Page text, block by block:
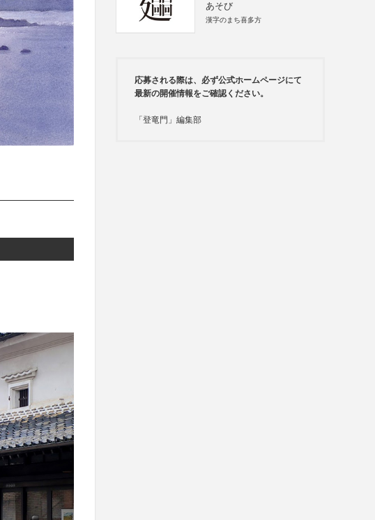
あそび
漢字のまち喜多方
応募される際は、必ず公式ホームページにて
最新の開催情報をご確認ください。
「登竜門」編集部